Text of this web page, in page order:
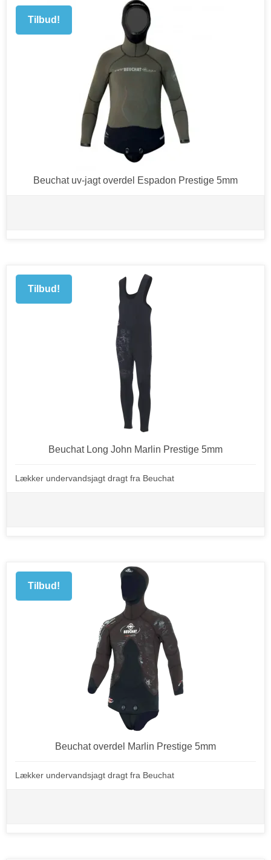
Tilbud!
Beuchat uv-jagt overdel Espadon Prestige 5mm
Tilbud!
Beuchat Long John Marlin Prestige 5mm
Lækker undervandsjagt dragt fra Beuchat
Tilbud!
Beuchat overdel Marlin Prestige 5mm
Lækker undervandsjagt dragt fra Beuchat